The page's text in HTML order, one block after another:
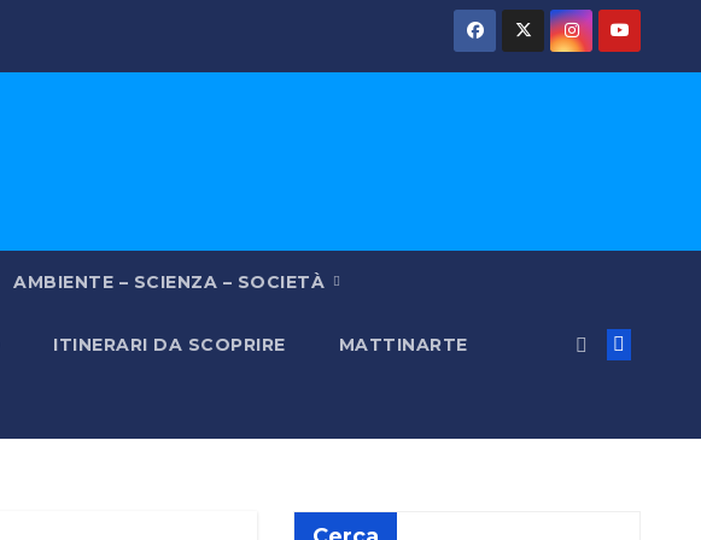
AMBIENTE – SCIENZA – SOCIETÀ
ITINERARI DA SCOPRIRE MATTINARTE